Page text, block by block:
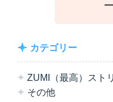
カテゴリー
ZUMI（最高）スト
その他